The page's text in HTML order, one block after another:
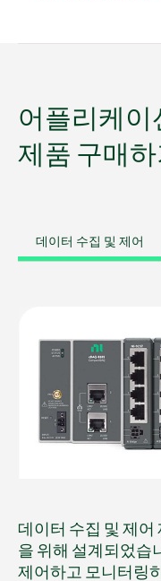
어플리케이
제품 구매하
데이터 수집 및 제어
데이터 수집 및 제어
을 위해 설계되었습
제어하고 모니터링